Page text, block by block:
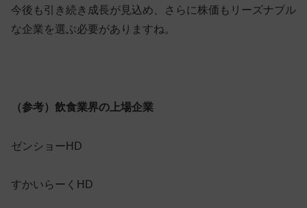
今後も引き続き成長が見込め、さらに株価もリーズナブル
な企業を選ぶ必要がありますね。
（参考）飲食業界の上場企業
ゼンショーHD
すかいらーくHD